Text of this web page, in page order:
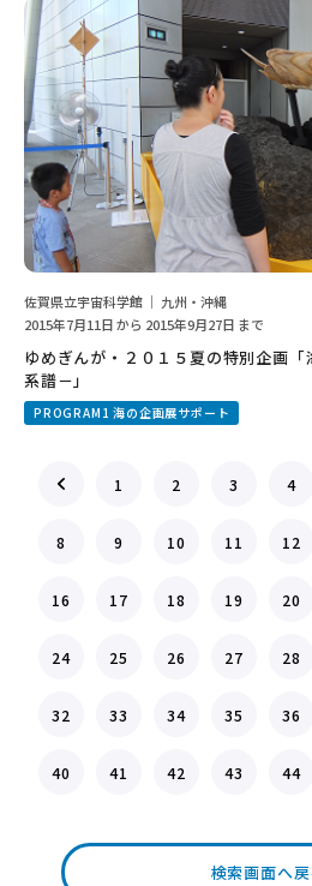
佐賀県立宇宙科学館 ｜ 九州・沖縄
2015年7月11日 から 2015年9月27日 まで
ゆめぎんが・２０１５夏の特別企画
系譜－」
PROGRAM1 海の企画展サポート
1 2 3 4
8 9 10 11 12
16 17 18 19 20
24 25 26 27 28
32 33 34 35 36
40 41 42 43 44
検索画面へ戻